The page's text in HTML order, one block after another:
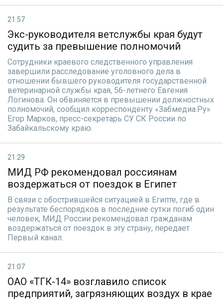
21:57
Экс-руководителя ветслужбы края будут
судить за превышение полномочий
Сотрудники краевого следственного управления
завершили расследование уголовного дела в
отношении бывшего руководителя государственной
ветеринарной службы края, 56-летнего Евгения
Логинова. Он обвиняется в превышении должностных
полномочий, сообщил корреспонденту «Забмедиа.Ру»
Егор Марков, пресс-секретарь СУ СК России по
Забайкальскому краю.
21:29
МИД РФ рекомендовал россиянам
воздержаться от поездок в Египет
В связи с обострившейся ситуацией в Египте, где в
результате беспорядков в последние сутки погиб один
человек, МИД России рекомендовал гражданам
воздержаться от поездок в эту страну, передает
Первый канал.
21:07
ОАО «ТГК-14» возглавило список
предприятий, загрязняющих воздух в крае